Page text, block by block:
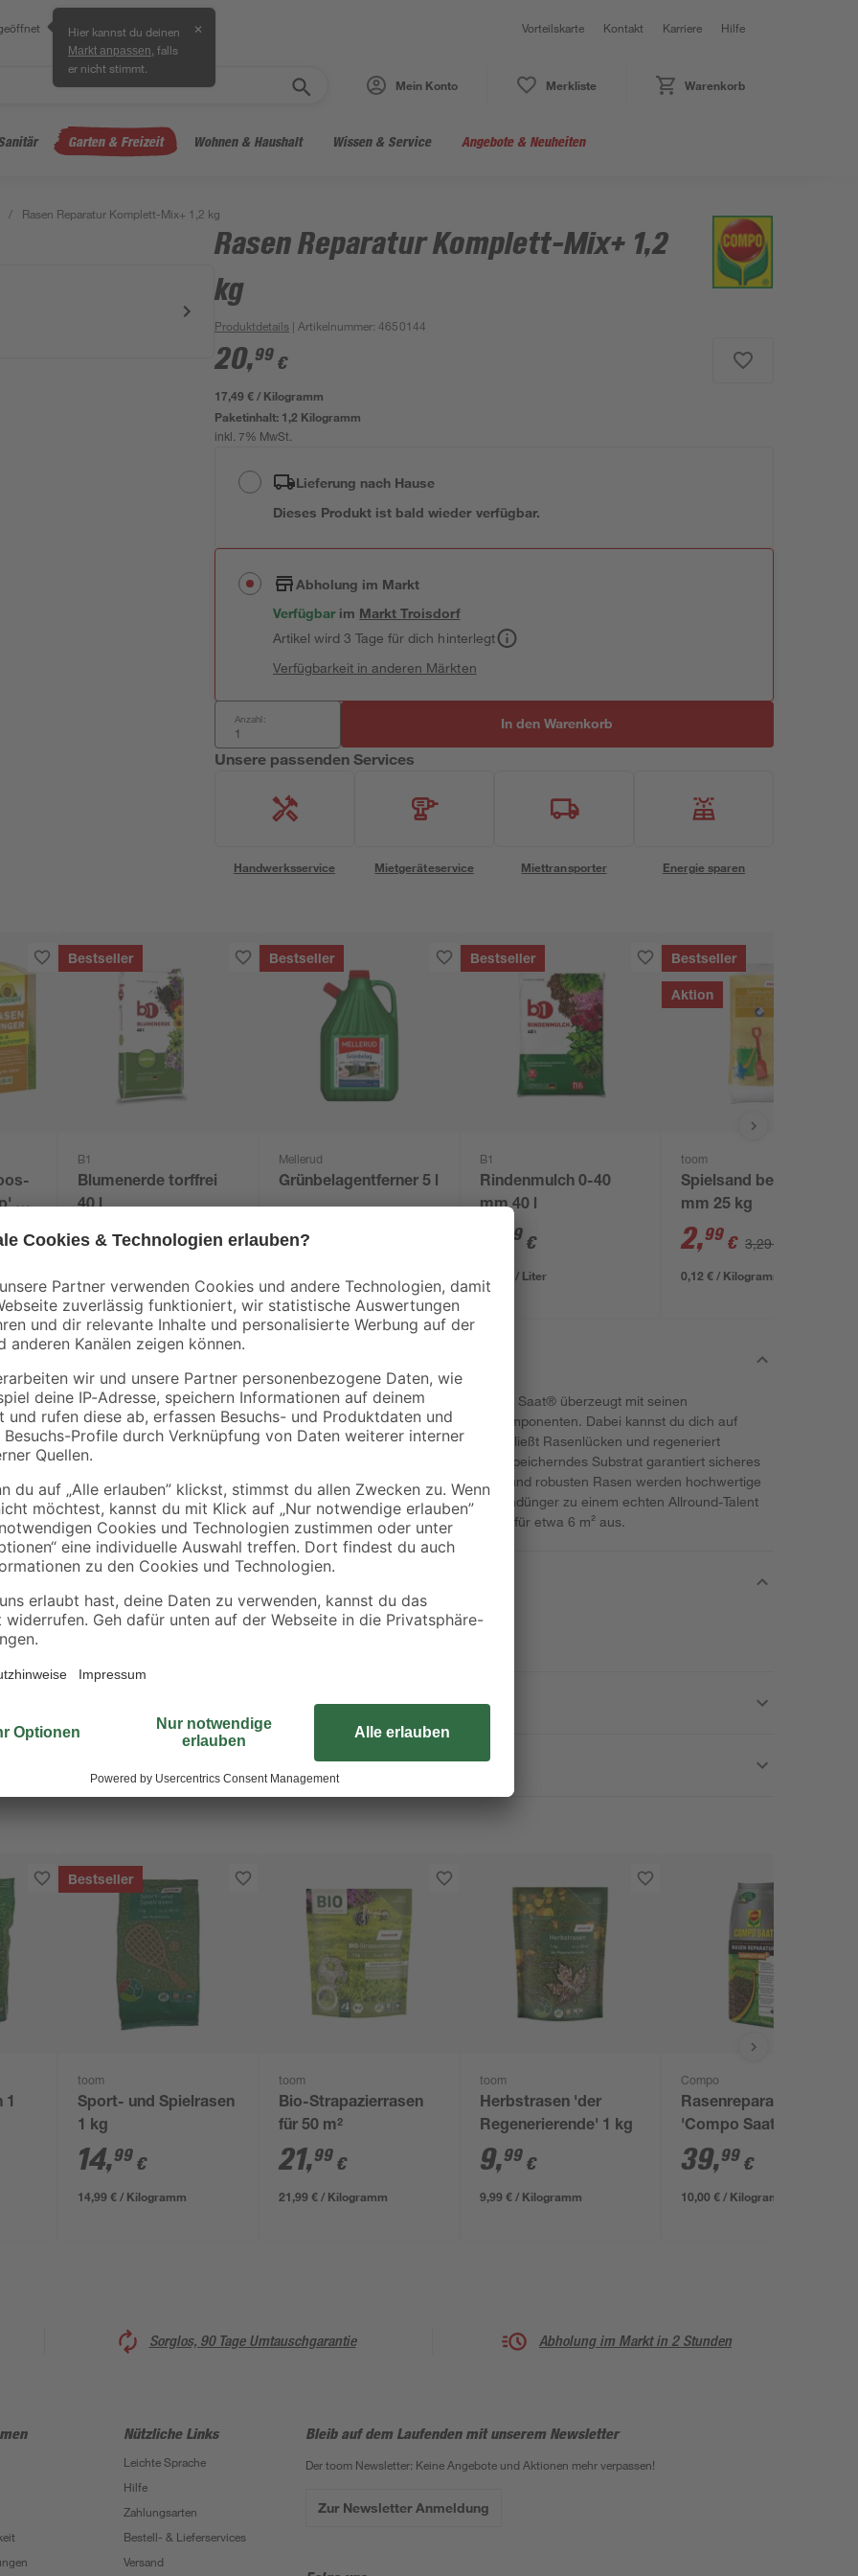
Hier kannst du deinen
Markt anpassen , falls
er nicht stimmt.
✕ Vorteilskarte Kontakt Karriere Hilfe
Mein Konto Merkliste Warenkorb
Garten & Freizeit Wohnen & Haushalt Wissen & Service Angebote & Neuheiten
/ Rasen Reparatur Komplett-Mix+ 1,2 kg
Rasen Reparatur Komplett-Mix+ 1,2
kg
Produktdetails | Artikelnummer:4650144
20,99 €
17,49 € / Kilogramm
Paketinhalt: 1,2 Kilogramm
inkl. 7% MwSt.
Lieferung nach Hause
Dieses Produkt ist bald wieder verfügbar.
Abholung im Markt
Verfügbar im MarktTroisdorf
Artikel wird 3 Tage für dich hinterlegt
Verfügbarkeit in anderen Märkten
Anzahl: In den Warenkorb
Unsere passenden Services
Handwerksservice Mietgeräteservice Miettransporter Energie sparen
5
Bestseller
B1
Blumenerde torffrei
40 l
3,99€
Bestseller
Mellerud
Grünbelagentferner 5 l
3,99
Bestseller
B1
Rindenmulch 0-40
mm 40 l
99 €
0,10 € / Liter
Bestseller
Aktion
toom
Spielsand beige 0-2
mm 25 kg
2,99 € 3,29 €
0,12 € / Kilogramm
auf allen Böden
Der Rasen Reparatur Komplett-Mix+ von Compo Saat® überzeugt mit seinen
bodenverssernden und keimungsfördernden Komponenten. Dabei kannst du dich auf
einen Doppelnutzen verlassen: der Saat-Mix schließt Rasenlücken und regeneriert
gleichzeitig ausgedünnte Flächen. Sein wasserspeicherndes Substrat garantiert sicheres
Anwachsen auf allen Böden. Für einen dichten und robusten Rasen werden hochwertige
Rasensaaten mit einem Keimsubstrat und Rasendünger zu einem echten Allround-Talent
vermischt. Der Packungsinhalt von 1,2 kg reicht für etwa 6 m² aus.
Verursacht schwere Augenreizung.
1
Bestseller
toom
Sport- und Spielrasen
1 kg
14,99 €
14,99 € / Kilogramm
toom
Bio-Strapazierrasen
für 50 m²
21,99 €
21,99 € / Kilogramm
toom
Herbstrasen 'der
Regenerierende' 1 kg
9,99 €
9,99 € / Kilogramm
Compo
Rasenreparatur
'Compo Saat'
Komplett-Mix Plus 4
kg
39,99 €
10,00 € / Kilogramm
Sorglos, 90 Tage Umtauschgarantie Abholung im Markt in 2 Stunden
Nützliche Links
Leichte Sprache
Hilfe
Zahlungsarten
Bestell- & Lieferservices
Versand
Bleib auf dem Laufenden mit unserem Newsletter
Der toom Newsletter: Keine Angebote und Aktionen mehr verpassen!
Zur Newsletter Anmeldung